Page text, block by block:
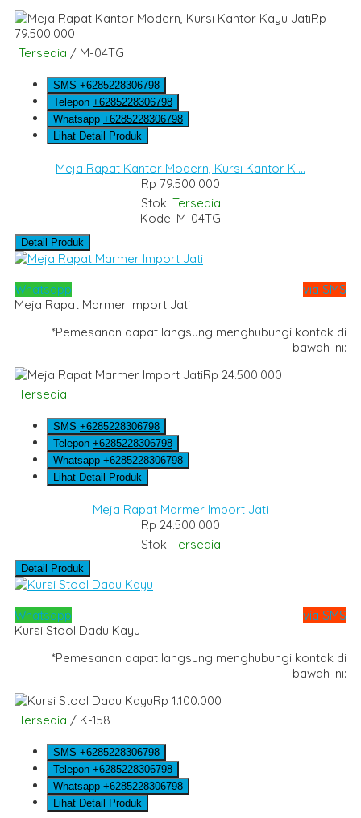
Rp
79.500.000
Tersedia / M-04TG
SMS +6285228306798
Telepon +6285228306798
Whatsapp +6285228306798
Lihat Detail Produk
Meja Rapat Kantor Modern, Kursi Kantor K....
Rp 79.500.000
Stok: Tersedia
Kode: M-04TG
Detail Produk
Whatsapp
via SMS
Meja Rapat Marmer Import Jati
*Pemesanan dapat langsung menghubungi kontak di
bawah ini:
Rp 24.500.000
Tersedia
SMS +6285228306798
Telepon +6285228306798
Whatsapp +6285228306798
Lihat Detail Produk
Meja Rapat Marmer Import Jati
Rp 24.500.000
Stok: Tersedia
Detail Produk
Whatsapp
via SMS
Kursi Stool Dadu Kayu
*Pemesanan dapat langsung menghubungi kontak di
bawah ini:
Rp 1.100.000
Tersedia / K-158
SMS +6285228306798
Telepon +6285228306798
Whatsapp +6285228306798
Lihat Detail Produk